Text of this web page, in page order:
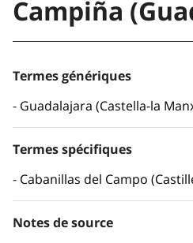
Campiña
Termes génériques
Guadalajara (Castella-la
Termes spécifiques
Cabanillas del Campo
Notes de source